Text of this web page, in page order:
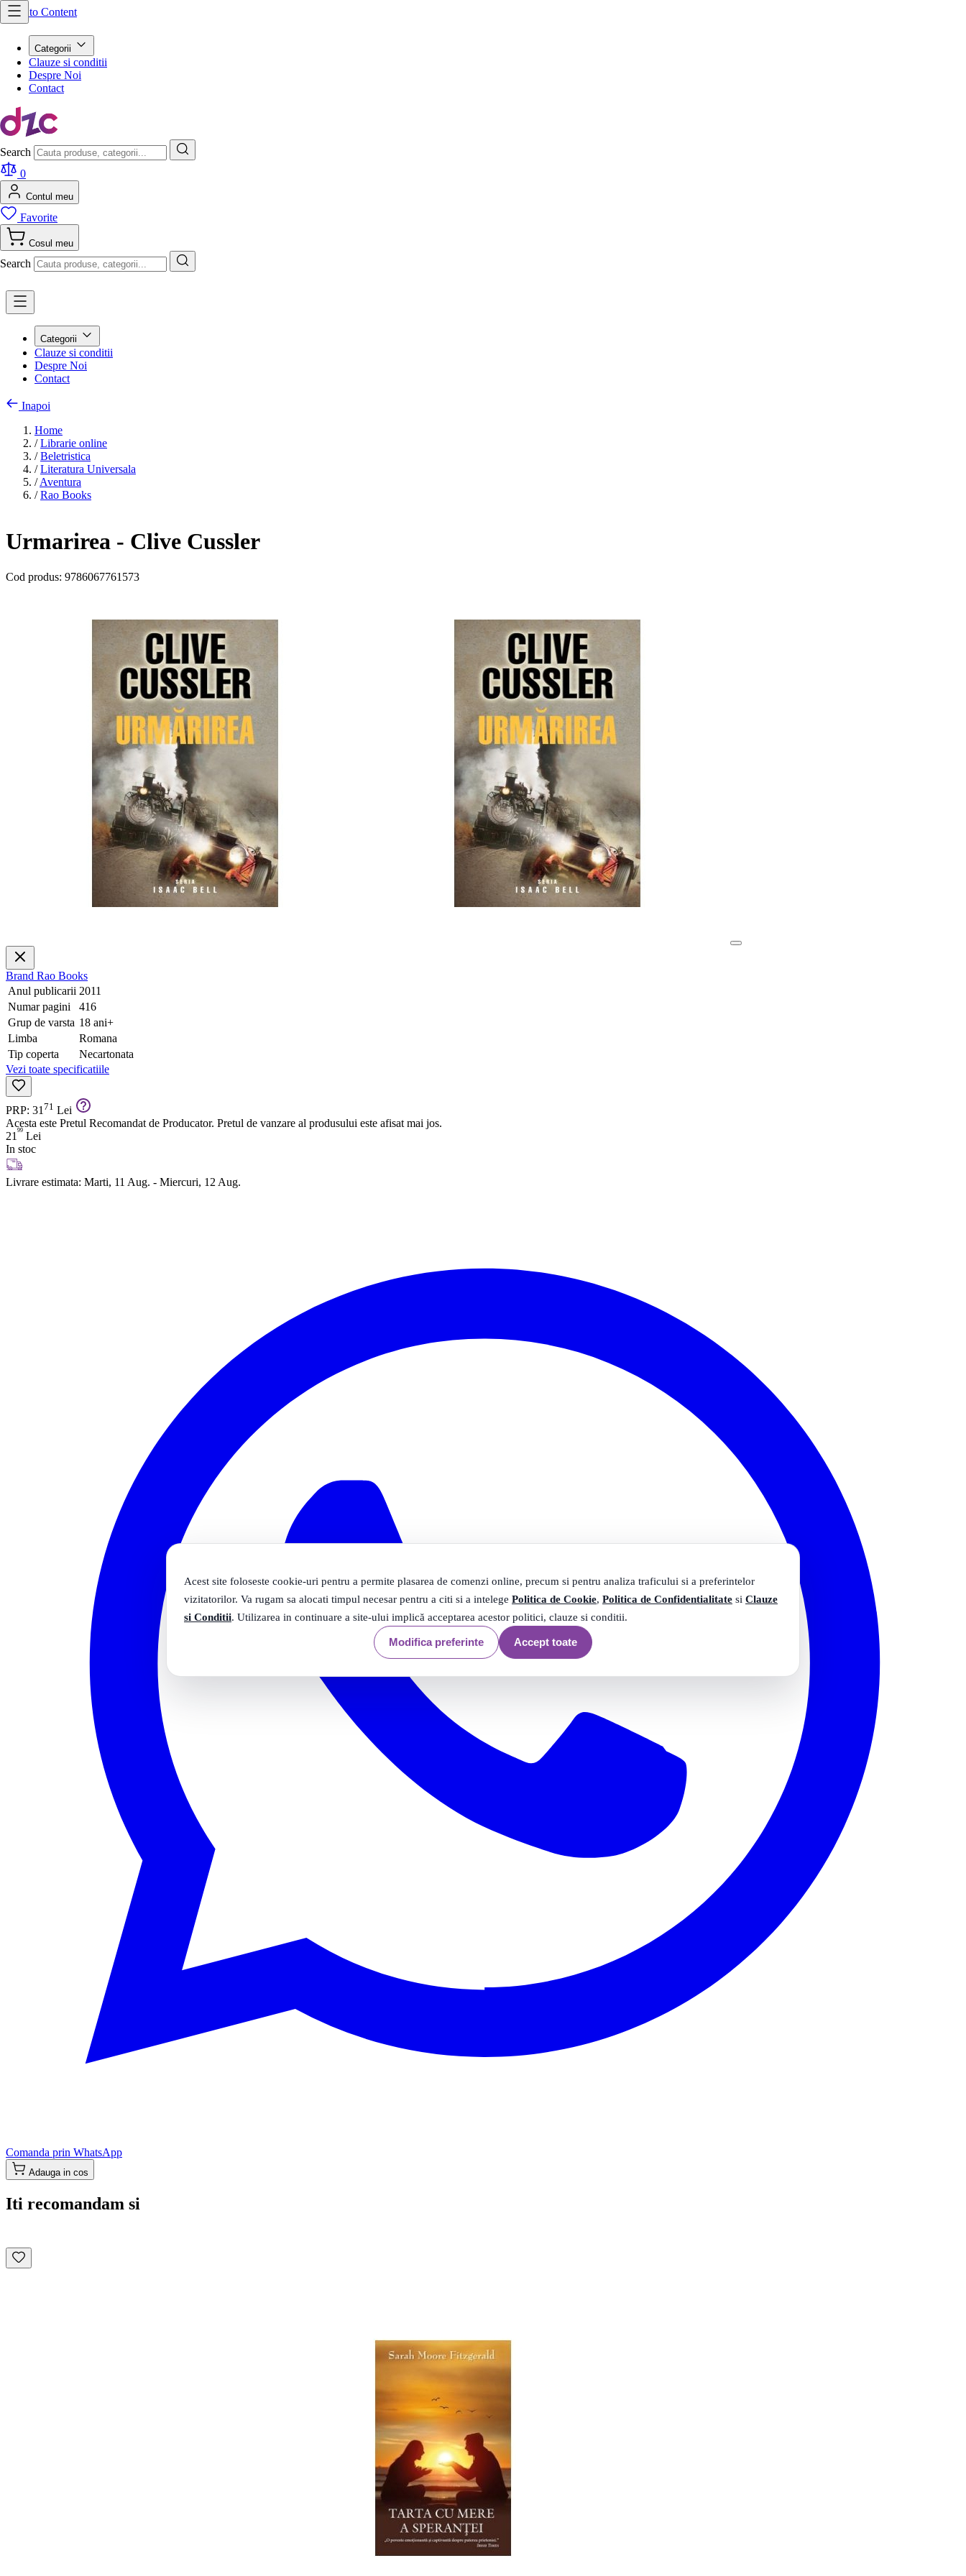
Acest site foloseste cookie-uri pentru a permite plasarea de comenzi online, precum si pentru analiza traficului si a preferintelor
vizitatorilor. Va rugam sa alocati timpul necesar pentru a citi si a intelege Politica de Cookie, Politica de Confidentialitate si Clauze
si Conditii. Utilizarea in continuare a site-ului implică acceptarea acestor politici, clauze si conditii.
Modifica preferinte Accept toate
Skip to Content
Categorii
Clauze si conditii
Despre Noi
Contact
Search
0
Contul meu
Favorite
Cosul meu
Search
Categorii
Clauze si conditii
Despre Noi
Contact
Inapoi
Home
/ Librarie online
/ Beletristica
/ Literatura Universala
/ Aventura
/ Rao Books
Urmarirea - Clive Cussler
Cod produs: 9786067761573
Brand Rao Books
Anul publicarii 2011
Numar pagini
416
Grup de varsta 18 ani+
Limba
Romana
Tip coperta
Necartonata
Vezi toate specificatiile
PRP: 31 71 Lei
Acesta este Pretul Recomandat de Producator. Pretul de vanzare al produsului este afisat mai jos.
21 99 Lei
In stoc
Livrare estimata: Marti, 11 Aug. - Miercuri, 12 Aug.
Comanda prin WhatsApp
Adauga in cos
Iti recomandam si